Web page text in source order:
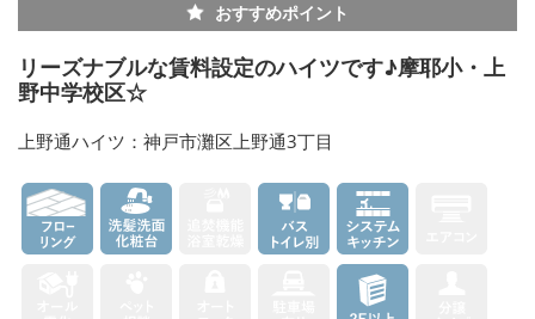
おすすめポイント
リーズナブルな賃料設定のハイツです♪摩耶小・上
野中学校区☆
上野通ハイツ：神戸市灘区上野通3丁目